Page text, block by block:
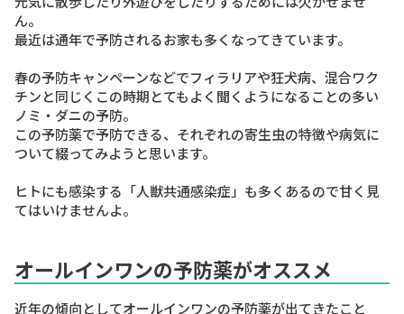
ん。
最近は通年で予防されるお家も多くなってきています。
春の予防キャンペーンなどでフィラリアや狂犬病、混合ワク
チンと同じくこの時期とてもよく聞くようになることの多い
ノミ・ダニの予防。
この予防薬で予防できる、それぞれの寄生虫の特徴や病気に
ついて綴ってみようと思います。
ヒトにも感染する「人獣共通感染症」も多くあるので甘く見
てはいけませんよ。
オールインワンの予防薬がオススメ
近年の傾向としてオールインワンの予防薬が出てきたこと